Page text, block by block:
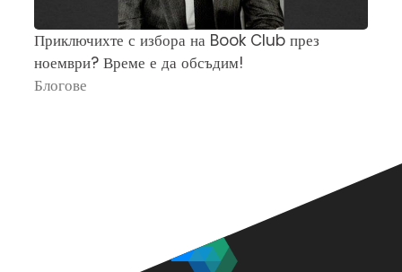
Приключихте с избора на Book Club през
ноември? Време е да обсъдим!
Блогове